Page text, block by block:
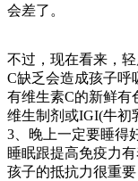
会差了。
不过，现在看来，
C缺乏会造成孩子呼
有维生素C的新鲜有
维生制剂或IGI(牛初
3、晚上一定要睡得
睡眠跟提高免疫力有
孩子的抵抗力很重